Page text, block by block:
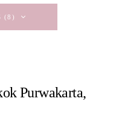
(8)
Purwakarta,